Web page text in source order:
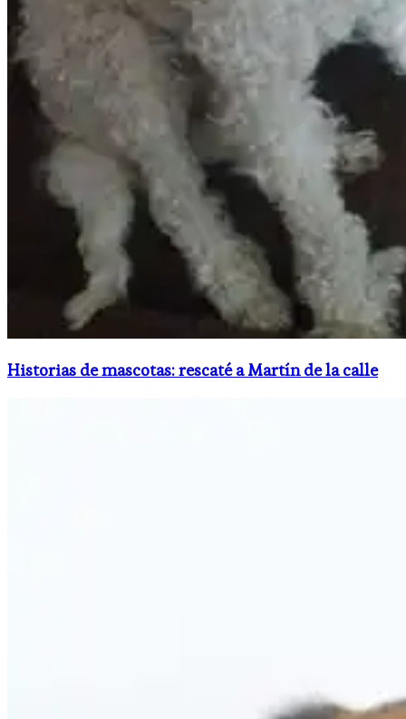
Historias de mascotas: rescaté a Martín de la calle